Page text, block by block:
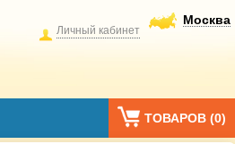
Москва
Личный кабинет
ТОВАРОВ (0)